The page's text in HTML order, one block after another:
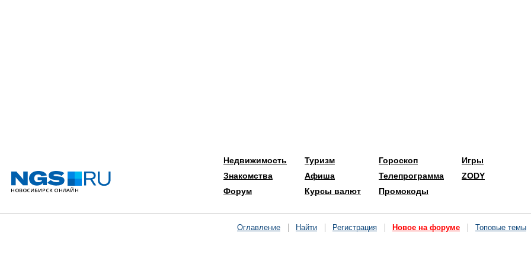
Недвижимость
Знакомства
Форум
Туризм
Афиша
Курсы валют
Гороскоп
Телепрограмма
Промокоды
Игры
ZODY
Оглавление Найти Регистрация Новое на форуме Топовые темы